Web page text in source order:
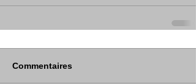
Commentaires